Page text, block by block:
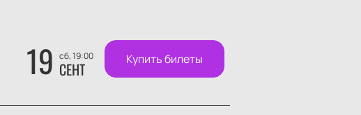
19 сб, 19:00
СЕНТ Купить билеты